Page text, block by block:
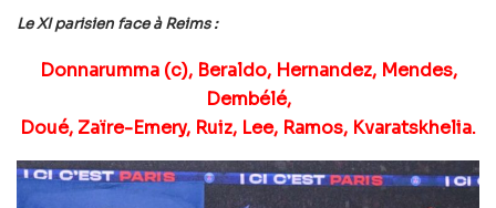
Le XI parisien face à Reims :
Donnarumma (c), Beraldo, Hernandez, Mendes,
Dembélé,
Doué, Zaïre-Emery, Ruiz, Lee, Ramos, Kvaratskhelia.